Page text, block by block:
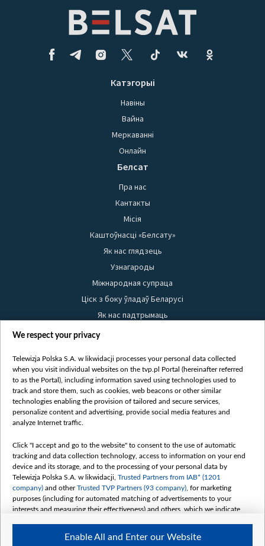
Катэгорыі
Навіны
Вайна
Меркаванні
Онлайн
Белсат
Пра нас
Кантакты
Місія
Каштоўнасці «Белсату»
Як нас глядзець
Узнагароды
Міжнародная супраца
Ціск з боку ўладаў Беларусі
Як нас падтрымаць
Правілы выкарыстання матэрыялаў
Бяспека
Youtube
Белсат news
Белсат Shorts
Жэстачайшы мульт
Belsat English
Biełsat PL
Белсат Now
Белсат History
Белсат Music
Белсат Doc
We respect your privacy
Telewizja Polska S.A. w likwidacji processes your personal data collected
when you visit individual websites on the tvp.pl Portal (hereinafter referred
to as the Portal), including information saved using technologies used to
track and store them, such as cookies, web beacons or other similar
technologies enabling the provision of tailored and secure services,
personalize content and advertising, provide social media features and
analyze Internet traffic.
Click "I accept and go to the website" to consent to the use of automatic
tracking and data collection technology, access to information on your end
device and its storage, and to the processing of your personal data by
Telewizja Polska S.A. w likwidacji, Trusted Partners from IAB* (1201
company) and otherTrusted TVP Partners (93 company) , for marketing
purposes (including for automated matching of advertisements to your
interests and measuring their effectiveness) and others, which we indicate
The purposes of processing your data by TVP S.A. w likwidacji are as
Enable All and Enter our Website